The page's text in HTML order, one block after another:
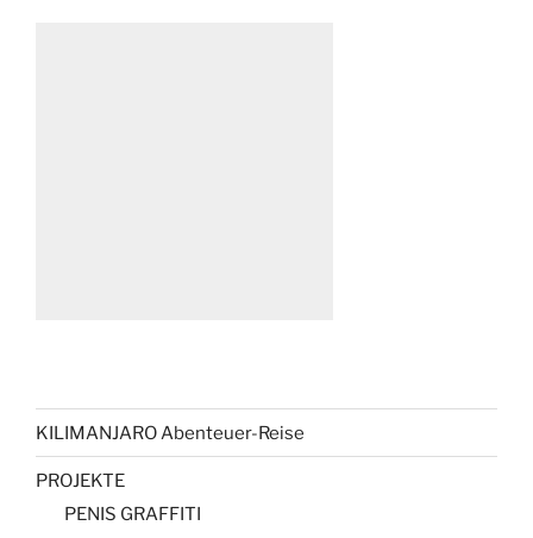
KILIMANJARO Abenteuer-Reise
PROJEKTE
PENIS GRAFFITI